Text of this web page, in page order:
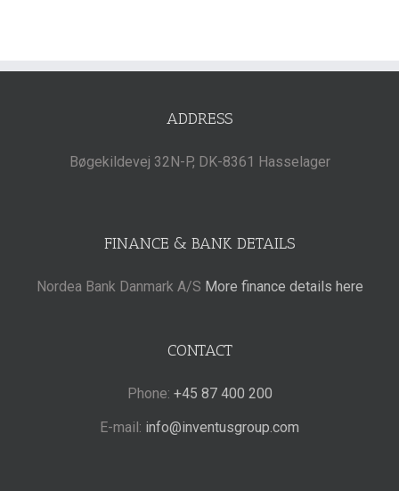
ADDRESS
Bøgekildevej 32N-P, DK-8361 Hasselager
FINANCE & BANK DETAILS
Nordea Bank Danmark A/S More finance details here
CONTACT
Phone: +45 87 400 200
E-mail: info@inventusgroup.com